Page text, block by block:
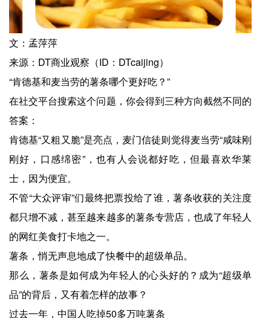
文：孟萍萍
来源：DT商业观察（ID：DTcaijing）
“肯德基和麦当劳的薯条哪个更好吃？”
在社交平台搜索这个问题，你会得到三种方向截然不同的
答案：
肯德基“又粗又脆”是亮点，麦门信徒则觉得麦当劳“咸味刚
刚好，口感绵密”，也有人会说都好吃，但最喜欢华莱
士，因为便宜。
不管“大众评审”们最终把票投给了谁，薯条收获的关注度
都只增不减，甚至越来越多的薯条专营店，也成了年轻人
的网红美食打卡地之一。
薯条，悄无声息地成了快餐中的超级单品。
那么，薯条是如何成为年轻人的心头好的？成为“超级单
品”的背后，又有着怎样的故事？
过去一年，中国人吃掉50多万吨薯条